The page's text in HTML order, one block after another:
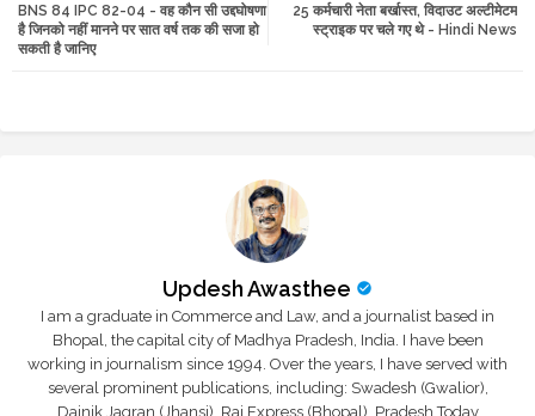
tte ats
25 कर्मचारी नेता बर्खास्त, विदाउट अल्टीमेटम
स्ट्राइक पर चले गए थे - Hindi News
BNS 84 IPC 82-04 - वह कौन सी उद्दघोषणा
है जिनको नहीं मानने पर सात वर्ष तक की सजा हो
सकती है जानिए
Updesh Awasthee
I am a graduate in Commerce and Law, and a journalist based in
Bhopal, the capital city of Madhya Pradesh, India. I have been
working in journalism since 1994. Over the years, I have served with
several prominent publications, including: Swadesh (Gwalior),
Dainik Jagran (Jhansi), Raj Express (Bhopal), Pradesh Today